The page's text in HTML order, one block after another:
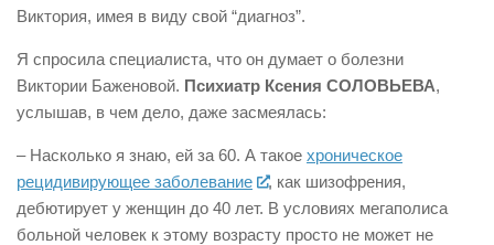
Виктория, имея в виду свой “диагноз”.
Я спросила специалиста, что он думает о болезни
Виктории Баженовой. Психиатр Ксения СОЛОВЬЕВА,
услышав, в чем дело, даже засмеялась:
– Насколько я знаю, ей за 60. А такое хроническое
рецидивирующее заболевание
, как шизофрения,
дебютирует у женщин до 40 лет. В условиях мегаполиса
больной человек к этому возрасту просто не может не